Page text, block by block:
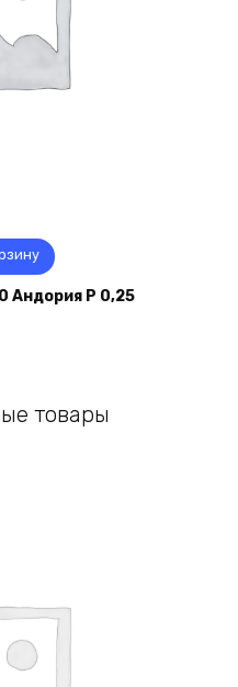
Андория Р 0,25
товары